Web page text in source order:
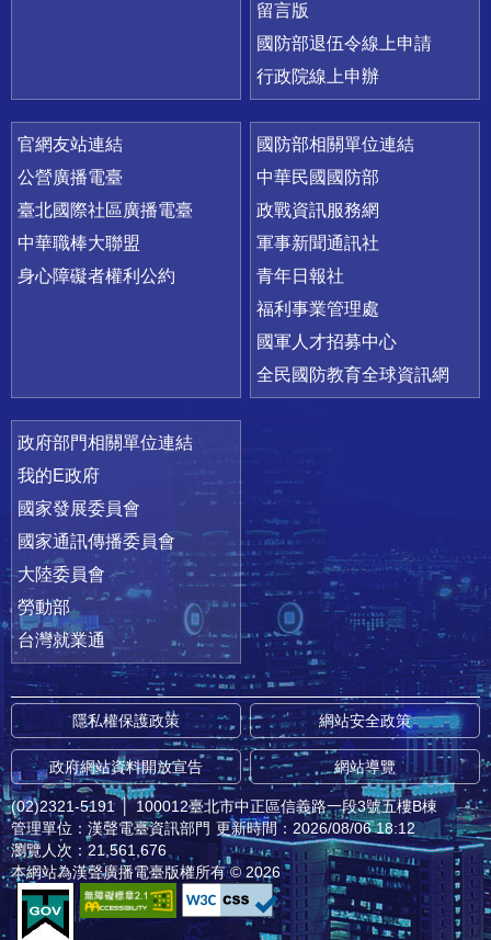
留言版
國防部退伍令線上申請
行政院線上申辦
官網友站連結
公營廣播電臺
臺北國際社區廣播電臺
中華職棒大聯盟
身心障礙者權利公約
國防部相關單位連結
中華民國國防部
政戰資訊服務網
軍事新聞通訊社
青年日報社
福利事業管理處
國軍人才招募中心
全民國防教育全球資訊網
政府部門相關單位連結
我的E政府
國家發展委員會
國家通訊傳播委員會
大陸委員會
勞動部
台灣就業通
隱私權保護政策 網站安全政策
政府網站資料開放宣告 網站導覽
(02)2321-5191 │ 100012臺北市中正區信義路一段3號五樓B棟
管理單位：漢聲電臺資訊部門 更新時間：2026/08/06 18:12
瀏覽人次：21,561,676
本網站為漢聲廣播電臺版權所有 © 2026